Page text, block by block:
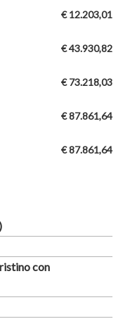
€ 12.203,01
€ 43.930,82
€ 73.218,03
€ 87.861,64
€ 87.861,64
con